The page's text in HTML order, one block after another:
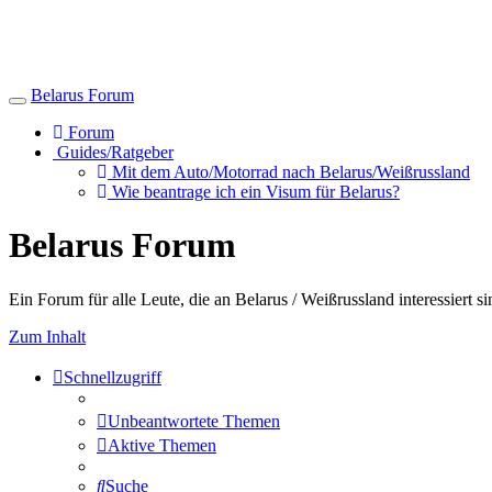
Toggle
navigation
Belarus Forum
Forum
Guides/Ratgeber
Mit dem Auto/Motorrad nach Belarus/Weißrussland
Wie beantrage ich ein Visum für Belarus?
Belarus Forum
Ein Forum für alle Leute, die an Belarus / Weißrussland interessiert
Zum Inhalt
Schnellzugriff
Unbeantwortete Themen
Aktive Themen
Suche